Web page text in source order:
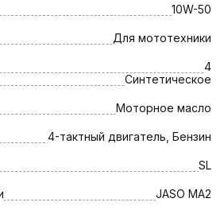
10W-50
Для мототехники
4
Синтетическое
Моторное масло
4-тактный двигатель, Бензин
SL
JASO MA2